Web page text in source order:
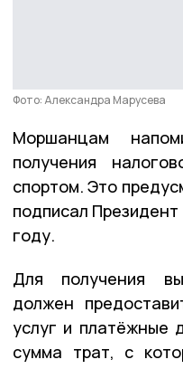
Фото: Александра Марусева
Моршанцам
получения
спортом. Это
подписал
году.
Для получения
должен
услуг и платёжные
сумма трат, с